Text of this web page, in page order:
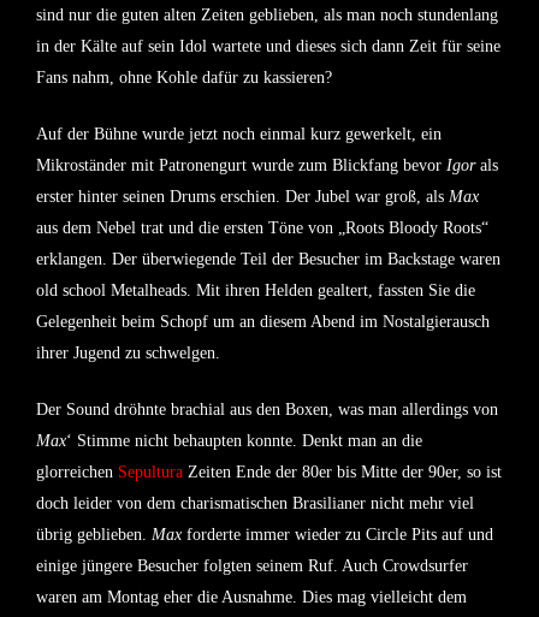
sind nur die guten alten Zeiten geblieben, als man noch stundenlang
in der Kälte auf sein Idol wartete und dieses sich dann Zeit für seine
Fans nahm, ohne Kohle dafür zu kassieren?
Auf der Bühne wurde jetzt noch einmal kurz gewerkelt, ein
Mikroständer mit Patronengurt wurde zum Blickfang bevor Igorals
erster hinter seinen Drums erschien. Der Jubel war groß, als Max
aus dem Nebel trat und die ersten Töne von „Roots Bloody Roots“
erklangen. Der überwiegende Teil der Besucher im Backstage waren
old school Metalheads. Mit ihren Helden gealtert, fassten Sie die
Gelegenheit beim Schopf um an diesem Abend im Nostalgierausch
ihrer Jugend zu schwelgen.
Der Sound dröhnte brachial aus den Boxen, was man allerdings von
Max‘ Stimme nicht behaupten konnte. Denkt man an die
glorreichen Sepultura Zeiten Ende der 80er bis Mitte der 90er, so ist
doch leider von dem charismatischen Brasilianer nicht mehr viel
übrig geblieben. Max forderte immer wieder zu Circle Pits auf und
einige jüngere Besucher folgten seinem Ruf. Auch Crowdsurfer
waren am Montag eher die Ausnahme. Dies mag vielleicht dem